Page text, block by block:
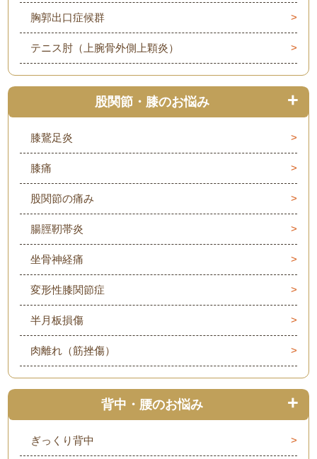
胸郭出口症候群
テニス肘（上腕骨外側上顆炎）
股関節・膝のお悩み
膝鵞足炎
膝痛
股関節の痛み
腸脛靭帯炎
坐骨神経痛
変形性膝関節症
半月板損傷
肉離れ（筋挫傷）
背中・腰のお悩み
ぎっくり背中